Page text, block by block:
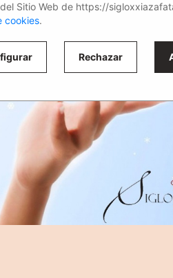
Sitio Web de https://
cookies.
Rechazar